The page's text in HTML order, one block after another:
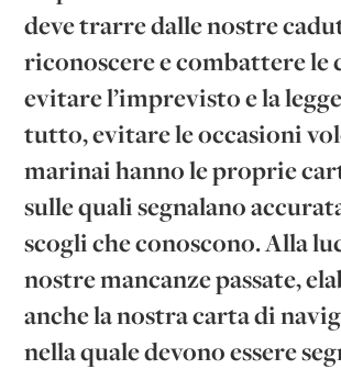
deve trarre dalle nostre
riconoscere e combattere le
evitare l’imprevisto e la
tutto, evitare le occasioni
marinai hanno le proprie
sulle quali segnalano
scogli che conoscono. Alla
nostre mancanze passate,
anche la nostra carta di
nella quale devono essere